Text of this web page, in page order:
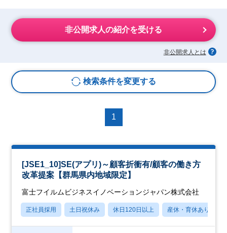
非公開求人の紹介を受ける
非公開求人とは
検索条件を変更する
1
[JSE1_10]SE(アプリ)～顧客折衝有/顧客の働き方
改革提案【群馬県内地域限定】
富士フイルムビジネスイノベーションジャパン株式会社
正社員採用 土日祝休み 休日120日以上 産休・育休あり